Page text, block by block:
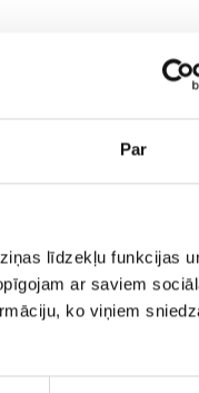
Par
līdzekļu funkcijas
ar saviem
ko viņiem
trafiku un
varbūtību
kvalitatīvāks
mikrokonversijas,